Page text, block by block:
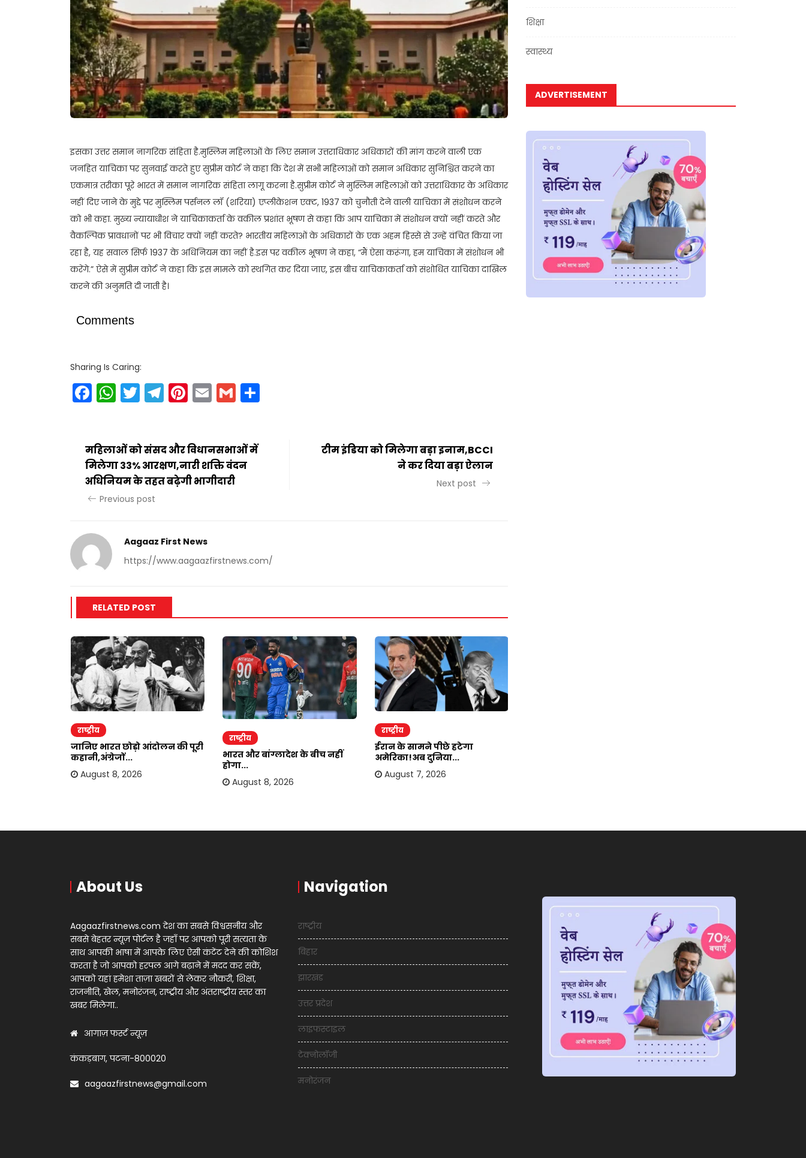
इसका उत्तर समान नागरिक संहिता है.मुस्लिम महिलाओं के लिए समान उत्तराधिकार अधिकारों की मांग करने वाली एक
जनहित याचिका पर सुनवाई करते हुए सुप्रीम कोर्ट ने कहा कि देश में सभी महिलाओं को समान अधिकार सुनिश्चित करने का
एकमात्र तरीका पूरे भारत में समान नागरिक संहिता लागू करना है.सुप्रीम कोर्ट ने मुस्लिम महिलाओं को उत्तराधिकार के अधिकार
नहीं दिए जाने के मुद्दे पर मुस्लिम पर्सनल लॉ (शरिया) एप्लीकेशन एक्ट, 1937 को चुनौती देने वाली याचिका में संशोधन करने
को भी कहा. मुख्य न्यायाधीश ने याचिकाकर्ता के वकील प्रशांत भूषण से कहा कि आप याचिका में संशोधन क्यों नहीं करते और
वैकल्पिक प्रावधानों पर भी विचार क्यों नहीं करते? भारतीय महिलाओं के अधिकारों के एक अहम हिस्से से उन्हें वंचित किया जा
रहा है, यह सवाल सिर्फ 1937 के अधिनियम का नहीं है.इस पर वकील भूषण ने कहा, “मैं ऐसा करूंगा, हम याचिका में संशोधन भी
करेंगे.” ऐसे में सुप्रीम कोर्ट ने कहा कि इस मामले को स्थगित कर दिया जाए, इस बीच याचिकाकर्ता को संशोधित याचिका दाखिल
करने की अनुमति दी जाती है।
Comments
Sharing Is Caring:
Facebook
WhatsApp
Twitter
Telegram
Pinterest
EmailGmail
महिलाओं को संसद और विधानसभाओं में
मिलेगा 33% आरक्षण,नारी शक्ति वंदन
अधिनियम के तहत बढ़ेगी भागीदारी
Previous post
टीम इंडिया को मिलेगा बड़ा इनाम,BCCI
ने कर दिया बड़ा ऐलान
Next post
Aagaaz First News
https://www.aagaazfirstnews.com/
RELATED POST
राष्ट्रीय
जानिए भारत छोड़ो आंदोलन की पूरी
कहानी,अंग्रेजों...
August 8, 2026
राष्ट्रीय
भारत और बांग्लादेश के बीच नहीं
होगा...
August 8, 2026
राष्ट्रीय
ईरान के सामने पीछे हटेगा
अमेरिका!अब दुनिया...
August 7, 2026
शिक्षा
स्वास्थ्य
ADVERTISEMENT
About Us
Aagaazfirstnews.com देश का सबसे विश्वसनीय और
सबसे बेहतर न्यूज़ पोर्टल है जहाँ पर आपको पूरी सत्यता के
साथ आपकी भाषा में आपके लिए ऐसी कंटेंट देने की कोशिश
करता है जो आपको हरपल आगे बढ़ाने में मदद कर सकें,
आपको यहां हमेशा ताज़ा खबरों से लेकर नौकरी, शिक्षा,
राजनीति, खेल, मनोरंजन, राष्ट्रीय और अंतराष्ट्रीय स्तर का
खबर मिलेगा..
आगाज़ फर्स्ट न्यूज़
कंकड़बाग, पटना-800020
aagaazfirstnews@gmail.com
Navigation
राष्ट्रीय
बिहार
झारखंड
उत्तर प्रदेश
लाइफस्टाइल
टेक्नोलॉजी
मनोरंजन